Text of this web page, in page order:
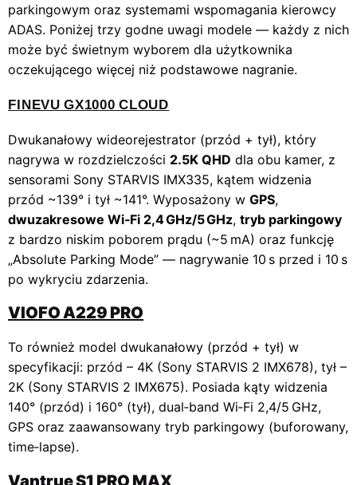
parkingowym oraz systemami wspomagania kierowcy
ADAS. Poniżej trzy godne uwagi modele — każdy z nich
może być świetnym wyborem dla użytkownika
oczekującego więcej niż podstawowe nagranie.
FINEVU GX1000 CLOUD
Dwukanałowy wideorejestrator (przód + tył), który
nagrywa w rozdzielczości 2.5K QHD dla obu kamer, z
sensorami Sony STARVIS IMX335, kątem widzenia
przód ~139° i tył ~141°. Wyposażony w GPS,
dwuzakresowe Wi‑Fi 2,4 GHz/5 GHz, tryb parkingowy
z bardzo niskim poborem prądu (~5 mA) oraz funkcję
„Absolute Parking Mode” — nagrywanie 10 s przed i 10 s
po wykryciu zdarzenia.
VIOFO A229 PRO
To również model dwukanałowy (przód + tył) w
specyfikacji: przód – 4K (Sony STARVIS 2 IMX678), tył –
2K (Sony STARVIS 2 IMX675). Posiada kąty widzenia
140° (przód) i 160° (tył), dual‑band Wi‑Fi 2,4/5 GHz,
GPS oraz zaawansowany tryb parkingowy (buforowany,
time‑lapse).
Vantrue S1 PRO MAX